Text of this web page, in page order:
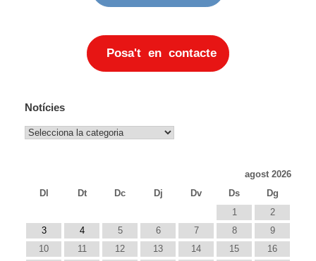
Posa't en contacte
Notícies
Notícies
agost 2026
Dl
Dt Dc Dj Dv Ds
Dg
1
2
3
4 5 6 7 8
9
10
11 12 13 14 15
16